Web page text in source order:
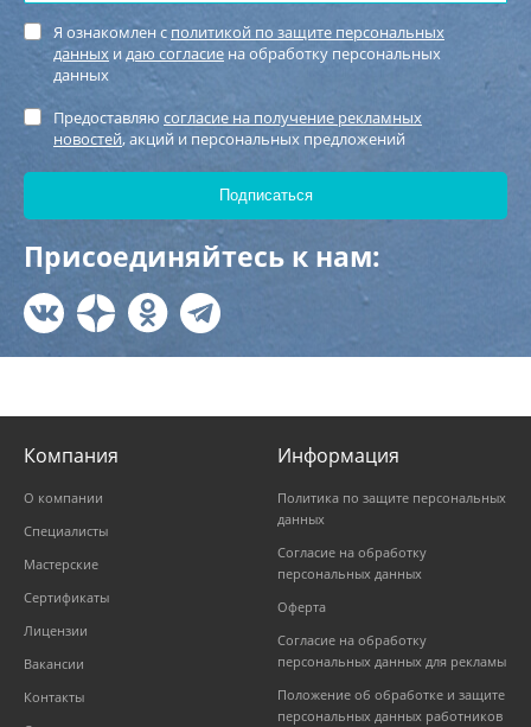
Я ознакомлен с политикой по защите персональных
данных идаю согласие на обработку персональных
данных
Предоставляю согласие на получение рекламных
новостей, акций и персональных предложений
Присоединяйтесь к нам:
Компания
О компании
Специалисты
Мастерские
Сертификаты
Лицензии
Вакансии
Контакты
Информация
Политика по защите персональных
данных
Согласие на обработку
персональных данных
Оферта
Согласие на обработку
персональных данных для рекламы
Положение об обработке и защите
персональных данных работников